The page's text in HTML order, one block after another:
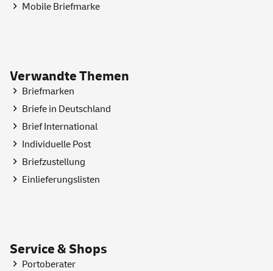
Mobile Briefmarke
Verwandte Themen
Briefmarken
Briefe in Deutschland
Brief International
Individuelle Post
Briefzustellung
Einlieferungslisten
Service & Shops
Portoberater